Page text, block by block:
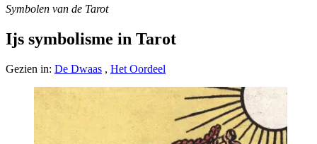
Symbolen van de Tarot
Ijs symbolisme in Tarot
Gezien in: De Dwaas , Het Oordeel